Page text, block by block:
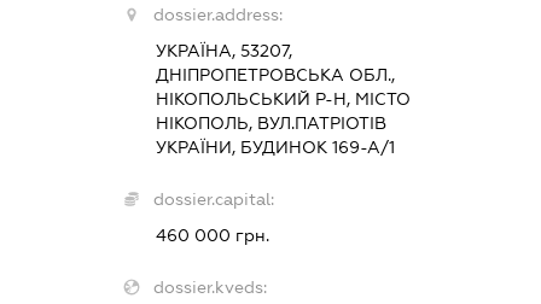
dossier.address:
УКРАЇНА, 53207,
ДНІПРОПЕТРОВСЬКА ОБЛ.,
НІКОПОЛЬСЬКИЙ Р-Н, МІСТО
НІКОПОЛЬ, ВУЛ.ПАТРІОТІВ
УКРАЇНИ, БУДИНОК 169-А/1
dossier.capital:
460 000 грн.
dossier.kveds: